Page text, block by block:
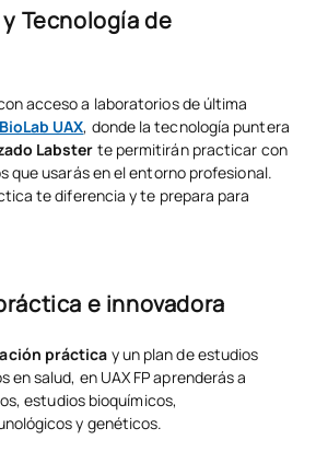
Tecnología de
acceso a laboratorios de última
BioLab UAX, donde la tecnología puntera
Labster te permitirán practicar con
que usarás en el entorno profesional.
te diferencia y te prepara para
e innovadora
práctica y un plan de estudios
en salud, en UAX FP aprenderás a
estudios bioquímicos,
y genéticos.